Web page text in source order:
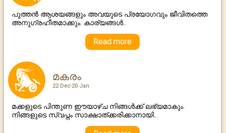
പുത്തന്‍ ആശയങ്ങളും അവയുടെ പ്രയോഗവും ജീവിതത്തെ
അനുഗ്രഹീതമാക്കും. കാര്യങ്ങള്‍..
Read more
മകരം
22 Dec-20 Jan
മക്കളുടെ പിന്തുണ ഈയാഴ്ച നിങ്ങള്‍ക്ക് ലഭ്യമാകും.
നിങ്ങളുടെ സ്വപ്നം സാക്ഷാത്ക്കരിക്കാനായി..